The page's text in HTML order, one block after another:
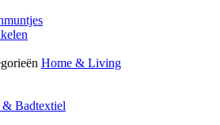
Home & Living
& Badtextiel